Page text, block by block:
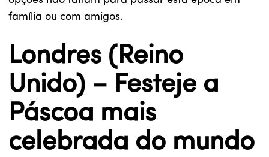
família ou com amigos.
Londres (Reino
Unido) – Festeje a
Páscoa mais
celebrada do mundo